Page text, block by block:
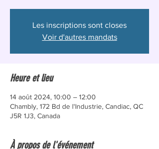
Les inscriptions sont closes
Voir d'autres mandats
Heure et lieu
14 août 2024, 10:00 – 12:00
Chambly, 172 Bd de l'Industrie, Candiac, QC
J5R 1J3, Canada
À propos de l'événement